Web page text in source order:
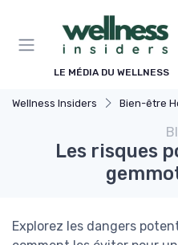
LE MÉDIA DU WELLNESS
Wellness Insiders Bien-être
Les risques
Explorez les dangers